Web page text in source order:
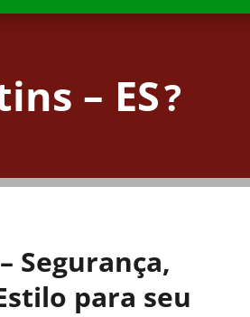
– ES?
Segurança,
para seu